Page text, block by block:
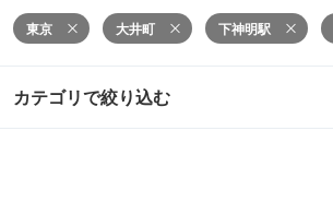
東京 大井町 下神明駅
カテゴリで絞り込む